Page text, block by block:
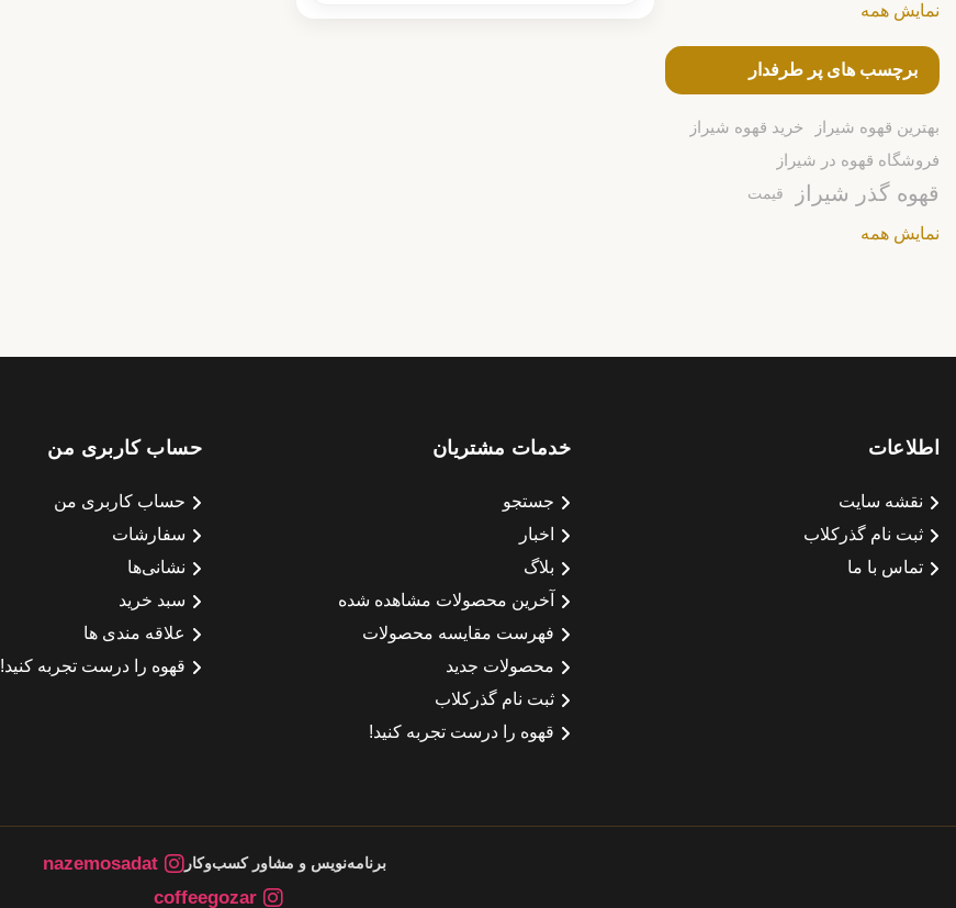
نمایش همه
برچسب های پر طرفدار
بهترین قهوه شیراز
خرید قهوه شیراز
فروشگاه قهوه در شیراز
قهوه گذر شیراز قیمت
نمایش همه
اطلاعات
نقشه سایت
ثبت نام گذرکلاب
تماس با ما
خدمات مشتریان
جستجو
اخبار
بلاگ
آخرین محصولات مشاهده شده
فهرست مقایسه محصولات
محصولات جدید
ثبت نام گذرکلاب
قهوه را درست تجربه کنید!
حساب کاربری من
حساب کاربری من
سفارشات
نشانی‌ها
سبد خرید
علاقه مندی ها
قهوه را درست تجربه کنید!
برنامه‌نویس و مشاور کسب‌وکار
nazemosadat
coffeegozar